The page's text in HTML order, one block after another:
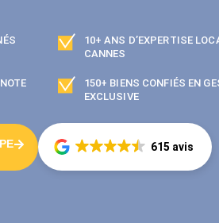
10+ ANS D’EXPERTISE
CANNES
150+ BIENS CONFIÉS EN
EXCLUSIVE
615 avis